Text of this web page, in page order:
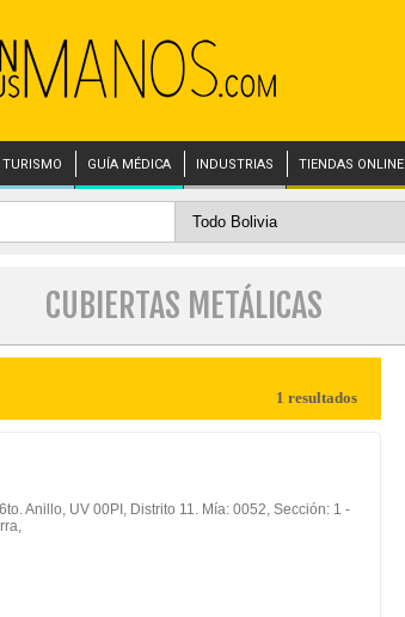
TURISMO GUÍA MÉDICA INDUSTRIAS TIENDAS ONLINE
CUBIERTAS METÁLICAS
1 resultados
Anillo, UV 00PI, Distrito 11. Mía: 0052, Sección: 1 -